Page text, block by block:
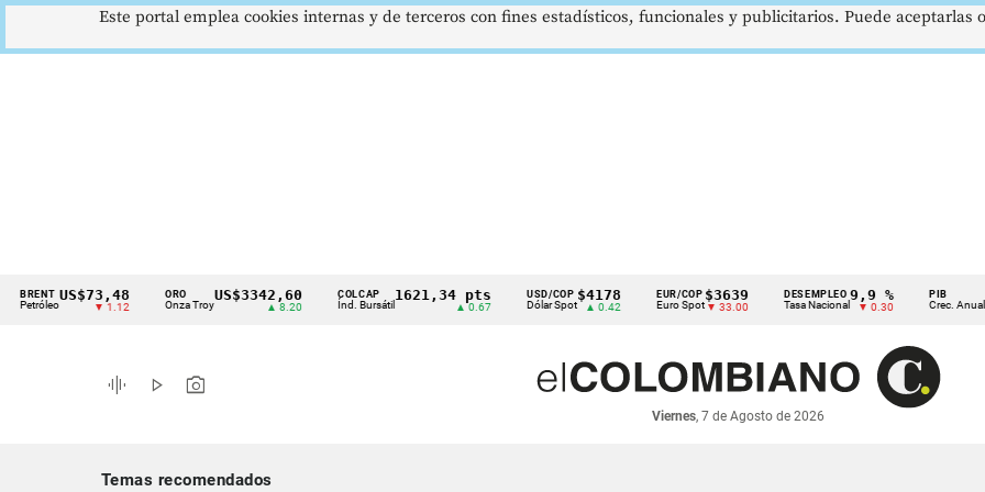
Cintillo
indicadores
económicos
US$73,48
▼ 1.12
ORO
Onza Troy
US$3342,60 COLCAP
Índ. Bursátil
1621,34 pts USD/COP
Dólar Spot
$4178
▲ 0.42
EUR/COP
Euro Spot
$3639
▼ 33.00
DESEMPLEO
Tasa Nacional
9,9 %
▼ 0.30
PIB
Crec. Anual
2,8 %
▲ 0.10
graphic_eq play_arrow photo_camera
Viernes, 7 de Agosto de 2026
Temas recomendados
Este portal emplea cookies internas y de terceros con fines estadísticos, funcionales y publicitarios. Puede aceptarlas